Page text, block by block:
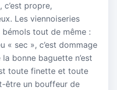
c’est propre,
Les viennoiseries
tout de même :
« sec », c’est dommage
bonne baguette n’est
toute finette et toute
être un bouffeur de